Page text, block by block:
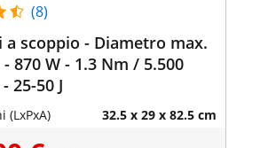
(8)
a scoppio - Diametro max.
870 W - 1.3 Nm / 5.500
25-50 J
(LxPxA) 32.5 x 29 x 82.5 cm